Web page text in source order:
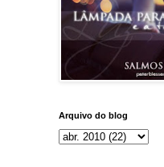
Arquivo do blog